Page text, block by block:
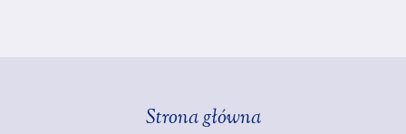
Strona główna